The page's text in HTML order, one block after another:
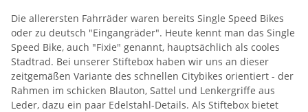
Die allerersten Fahrräder waren bereits Single Speed Bikes
oder zu deutsch "Eingangräder". Heute kennt man das Single
Speed Bike, auch "Fixie" genannt, hauptsächlich als cooles
Stadtrad. Bei unserer Stiftebox haben wir uns an dieser
zeitgemäßen Variante des schnellen Citybikes orientiert - der
Rahmen im schicken Blauton, Sattel und Lenkergriffe aus
Leder, dazu ein paar Edelstahl-Details. Als Stiftebox bietet